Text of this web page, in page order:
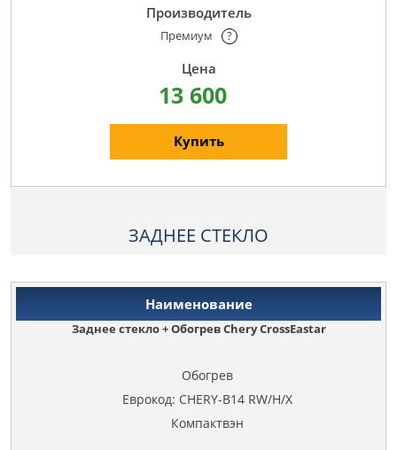
Премиум ?
13 600
Купить
ЗАДНЕЕ СТЕКЛО
Заднее стекло + Обогрев Chery CrossEastar
Обогрев
Еврокод: CHERY-B14 RW/H/X
Компактвэн